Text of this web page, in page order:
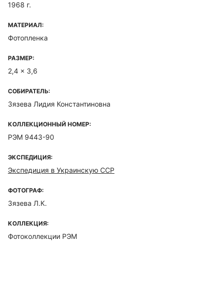
1968 г.
МАТЕРИАЛ:
Фотопленка
РАЗМЕР:
2,4 x 3,6
СОБИРАТЕЛЬ:
Зязева Лидия Константиновна
КОЛЛЕКЦИОННЫЙ НОМЕР:
РЭМ 9443-90
ЭКСПЕДИЦИЯ:
Экспедиция в Украинскую ССР
ФОТОГРАФ:
Зязева Л.К.
КОЛЛЕКЦИЯ:
Фотоколлекции РЭМ